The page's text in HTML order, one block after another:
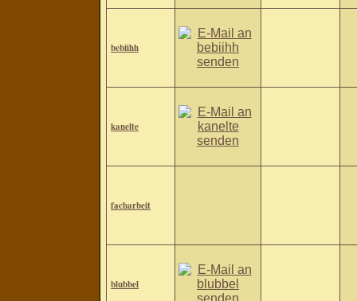
bebiihh
kanelte
facharbeit
blubbel